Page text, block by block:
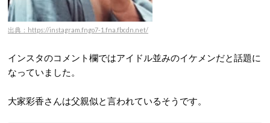
出典：https://instagram.fngo7-1.fna.fbcdn.net/
インスタのコメント欄ではアイドル並みのイケメンだと話題に
なっていました。
大家彩香さんは父親似と言われているそうです。